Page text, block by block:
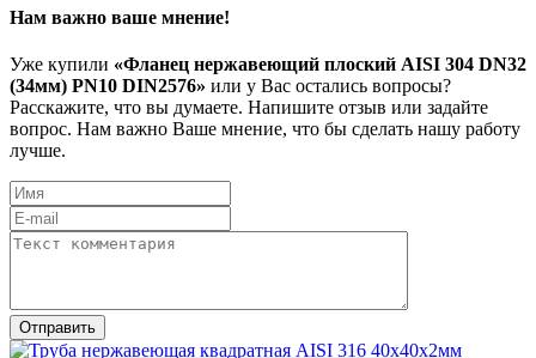
Нам важно ваше мнение!
Уже купили «Фланец нержавеющий плоский AISI 304 DN32
(34мм) PN10 DIN2576» или у Вас остались вопросы?
Расскажите, что вы думаете. Напишите отзыв или задайте
вопрос. Нам важно Ваше мнение, что бы сделать нашу работу
лучше.